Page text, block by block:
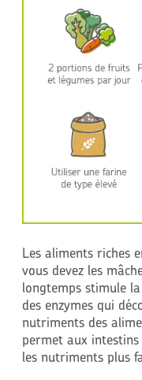
Les aliments riches
vous devez les
longtemps stimule
des enzymes qui
nutriments des
permet aux
les nutriments plus